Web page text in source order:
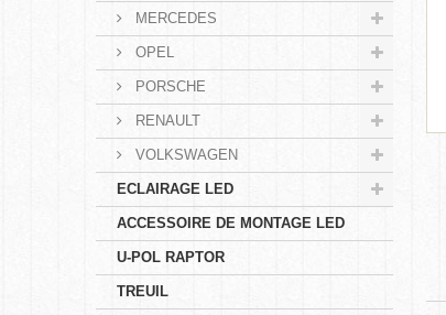
MERCEDES
OPEL
PORSCHE
RENAULT
VOLKSWAGEN
ECLAIRAGE LED
ACCESSOIRE DE MONTAGE LED
U-POL RAPTOR
TREUIL